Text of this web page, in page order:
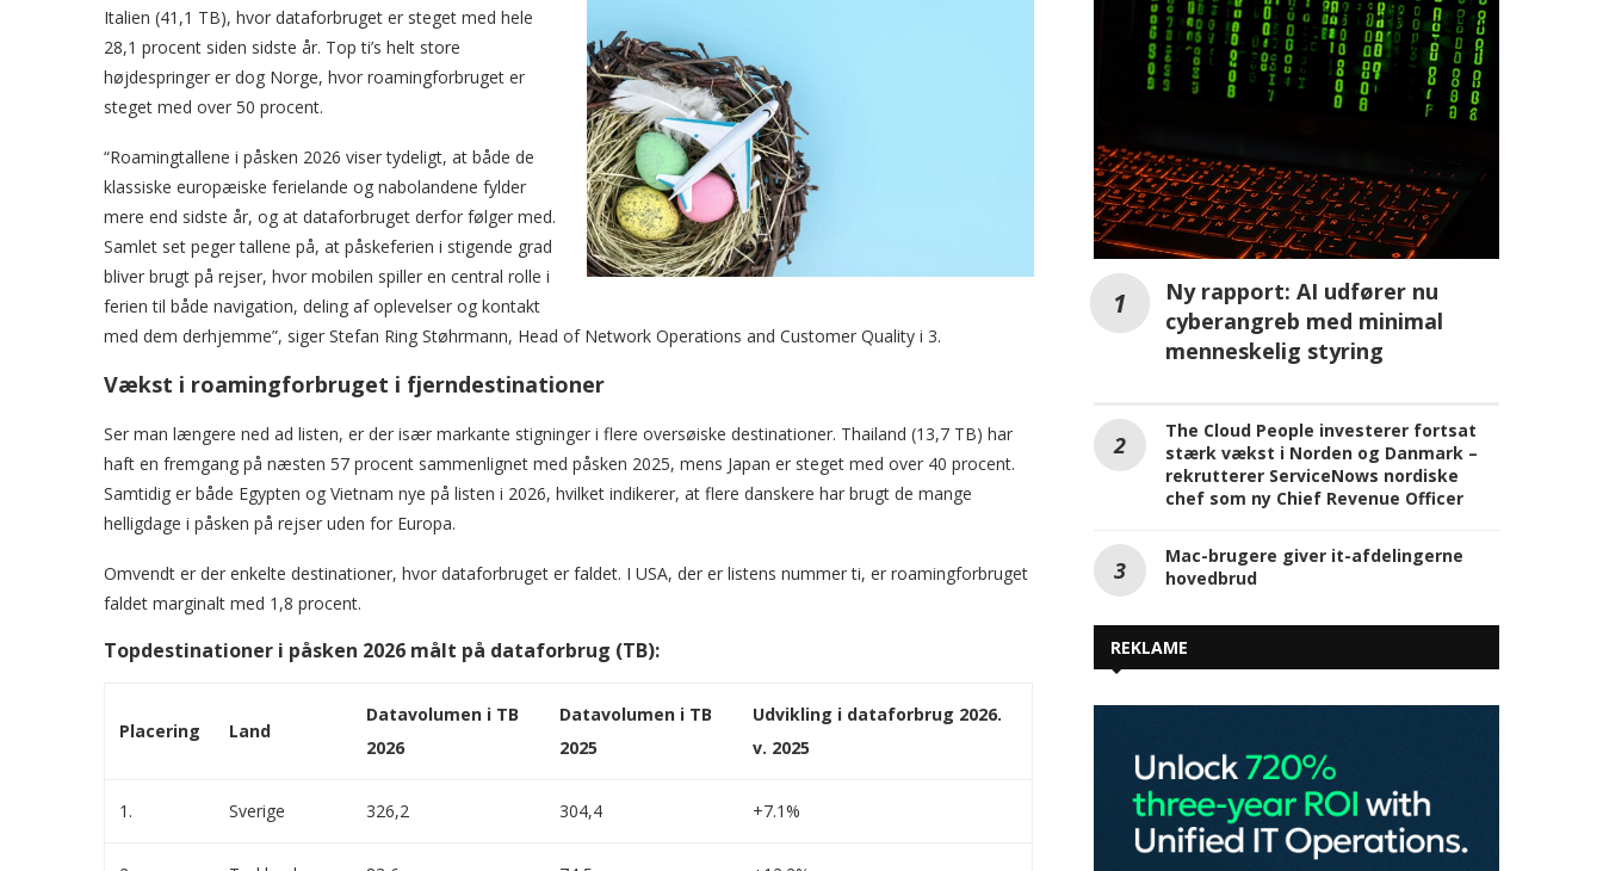
Italien (41,1 TB), hvor dataforbruget er steget med hele
28,1 procent siden sidste år. Top ti’s helt store
højdespringer er dog Norge, hvor roamingforbruget er
steget med over 50 procent.
“Roamingtallene i påsken 2026 viser tydeligt, at både de
klassiske europæiske ferielande og nabolandene fylder
mere end sidste år, og at dataforbruget derfor følger med.
Samlet set peger tallene på, at påskeferien i stigende grad
bliver brugt på rejser, hvor mobilen spiller en central rolle i
ferien til både navigation, deling af oplevelser og kontakt
med dem derhjemme”, siger Stefan Ring Støhrmann, Head of Network Operations and Customer Quality i 3.
Vækst i roamingforbruget i fjerndestinationer
Ser man længere ned ad listen, er der især markante stigninger i flere oversøiske destinationer. Thailand (13,7 TB) har
haft en fremgang på næsten 57 procent sammenlignet med påsken 2025, mens Japan er steget med over 40 procent.
Samtidig er både Egypten og Vietnam nye på listen i 2026, hvilket indikerer, at flere danskere har brugt de mange
helligdage i påsken på rejser uden for Europa.
Omvendt er der enkelte destinationer, hvor dataforbruget er faldet. I USA, der er listens nummer ti, er roamingforbruget
faldet marginalt med 1,8 procent.
Topdestinationer i påsken 2026 målt på dataforbrug (TB):
Placering Land
Datavolumen i TB
2026
Datavolumen i TB
2025
Udvikling i dataforbrug 2026.
v. 2025
1. Sverige 326,2 304,4 +7.1%
MEST LÆSTE PÅ IT-KANALEN.DK
Ny rapport: AI udfører nu
cyberangreb med minimal
menneskelig styring
rekrutterer ServiceNows nordiske
REKLAME